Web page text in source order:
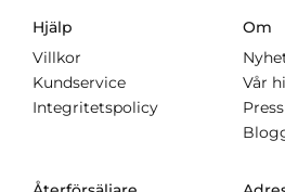
Hjälp
Villkor
Kundservice
Integritetspolicy
Om
Vår
Press